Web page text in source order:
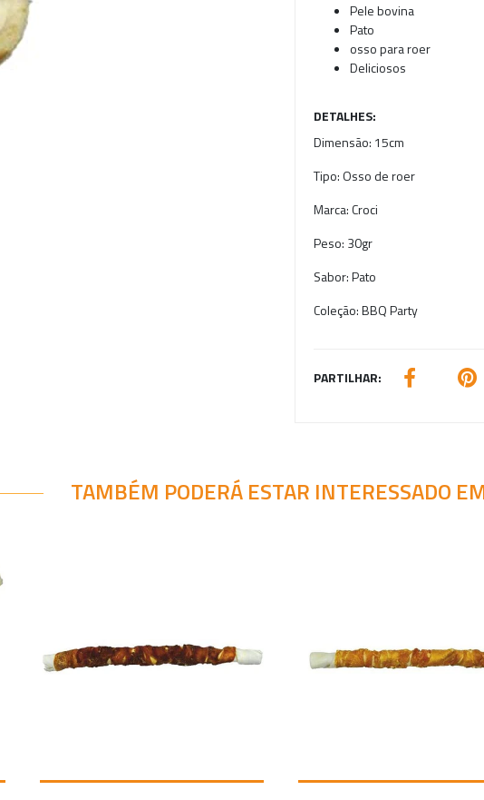
Pele bovina
Pato
osso para roer
Deliciosos
DETALHES:
Dimensão: 15cm
Tipo: Osso de roer
Marca:Croci
Peso: 30gr
Sabor:Pato
Coleção:BBQ Party
PARTILHAR:
TAMBÉM PODERÁ ESTAR INTERESSADO